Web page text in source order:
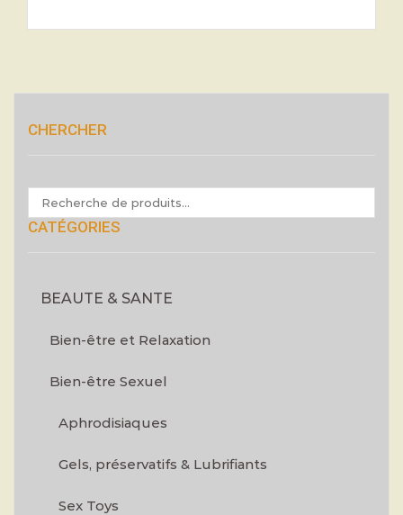
CHERCHER
CATÉGORIES
BEAUTE & SANTE
Bien-être et Relaxation
Bien-être Sexuel
Aphrodisiaques
Gels, préservatifs & Lubrifiants
Sex Toys